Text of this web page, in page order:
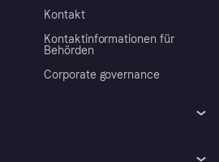
Kontakt
Kontaktinformationen für
Behörden
Corporate governance